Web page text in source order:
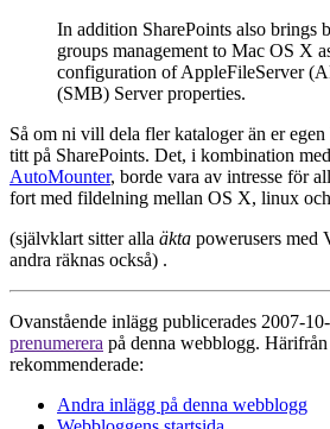
In addition SharePoints also brings
groups management to Mac OS X
configuration of AppleFileServer
(SMB) Server properties.
Så om ni vill dela fler kataloger än er
titt på SharePoints. Det, i kombination med
AutoMounter, borde vara av intresse för
fort med fildelning mellan OS X, linux
(självklart sitter alla äkta powerusers med
andra räknas också) .
Ovanstående inlägg publicerades 2007-
prenumerera på denna webblogg.
rekommenderade:
Andra inlägg på denna webblogg